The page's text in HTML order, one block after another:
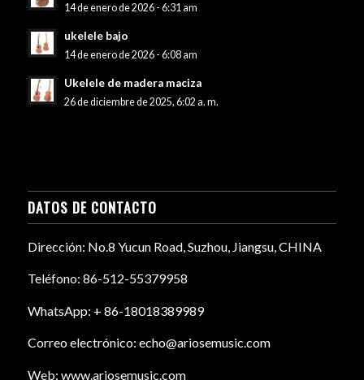
14 de enero de 2026 - 6:31 am
ukelele bajo
14 de enero de 2026 - 6:08 am
Ukelele de madera maciza
26 de diciembre de 2025, 6:02 a. m.
DATOS DE CONTACTO
Dirección: No.8 Yucun Road, Suzhou, Jiangsu, CHINA
Teléfono: 86-512-55379958
WhatsApp: + 86-18018389989
Correo electrónico: echo@ariosemusic.com
Web: www.ariosemusic.com